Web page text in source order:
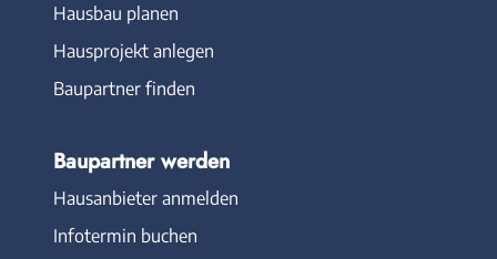
Hausbau planen
Hausprojekt anlegen
Baupartner finden
Baupartner werden
Hausanbieter anmelden
Infotermin buchen